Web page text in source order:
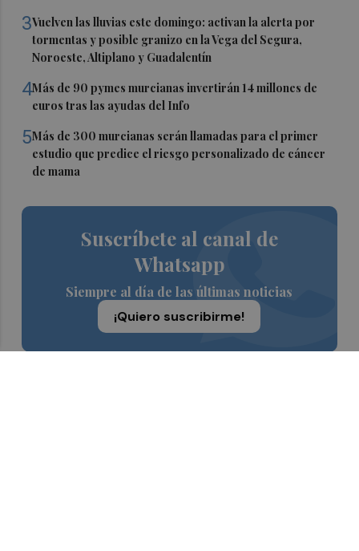
3Vuelven las lluvias este domingo: activan la alerta por
tormentas y posible granizo en la Vega del Segura,
Noroeste, Altiplano y Guadalentín
4Más de 90 pymes murcianas invertirán 14 millones de
euros tras las ayudas del Info
5Más de 300 murcianas serán llamadas para el primer
estudio que predice el riesgo personalizado de cáncer
de mama
Suscríbete al canal de
Whatsapp
Siempre al día de las últimas noticias
¡Quiero suscribirme!